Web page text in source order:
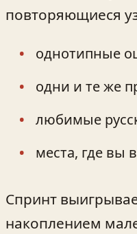
повторяющиеся
однотипные
одни и те же
любимые
места, где вы
Спринт
накоплением